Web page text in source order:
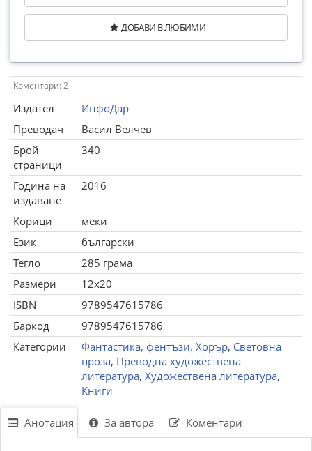
ДОБАВИ В ЛЮБИМИ
Коментари: 2
Издател
ИнфоДар
Преводач
Васил Велчев
Брой
страници
340
Година на
издаване
2016
Корици
меки
Език
български
Тегло
285 грама
Размери
12x20
ISBN
9789547615786
Баркод
9789547615786
Категории
Фантастика, фентъзи. Хорър, Световна
проза, Преводна художествена
литература, Художествена литература,
Книги
Анотация За автора Коментари